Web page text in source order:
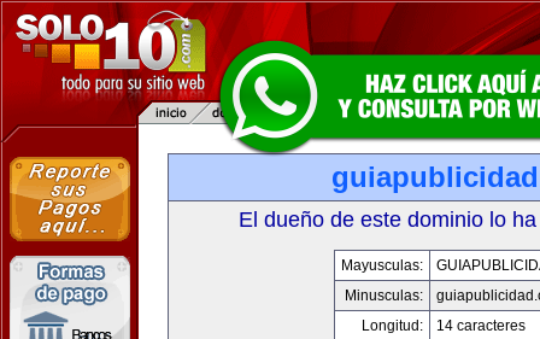
El dueño de este dominio lo
Mayusculas:
Minusculas:
Longitud:
14 caracteres